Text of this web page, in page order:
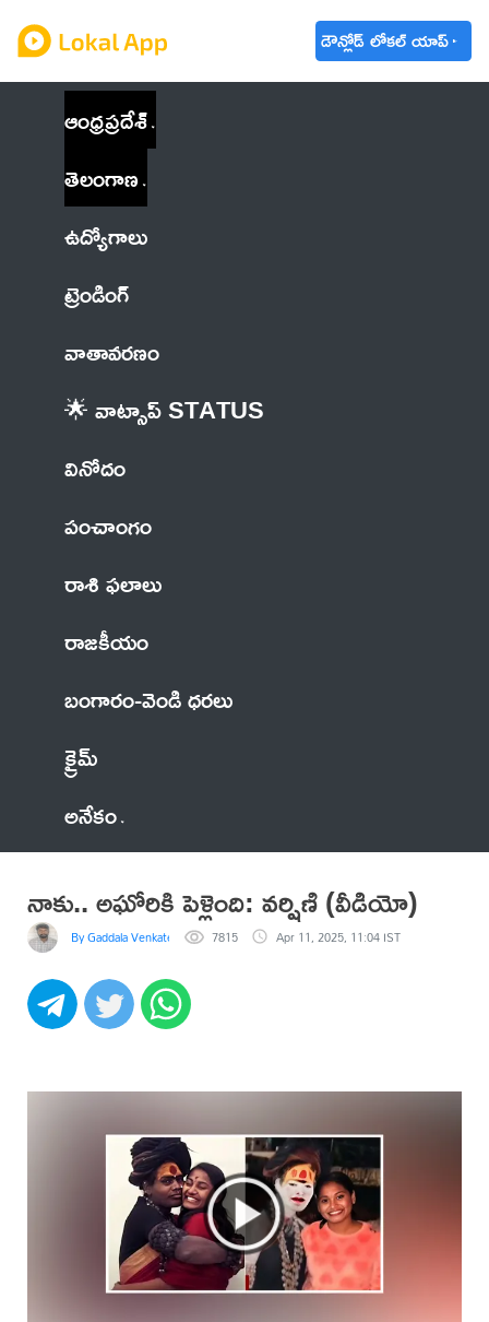
డౌన్లోడ్ లోకల్ యాప్
ఆంధ్రప్రదేశ్
తెలంగాణ
ఉద్యోగాలు
ట్రెండింగ్
వాతావరణం
🌟 వాట్సాప్ STATUS
వినోదం
పంచాంగం
రాశి ఫలాలు
రాజకీయం
బంగారం-వెండి ధరలు
క్రైమ్
అనేకం
నాకు.. అఘోరికి పెళ్లైంది: వర్షిణి (వీడియో)
By Gaddala VenkateswaraRao7815 Apr 11, 2025, 11:04 IST